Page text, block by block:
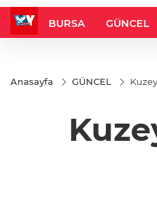
BURSA GÜNCEL
Anasayfa GÜNCEL